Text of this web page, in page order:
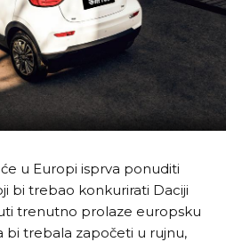
u Europi isprva ponuditi
bi trebao konkurirati Daciji
trenutno prolaze europsku
bi trebala započeti u rujnu,